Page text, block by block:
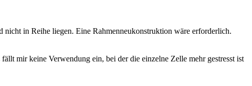
nicht in Reihe liegen. Eine Rahmenneukonstruktion wäre erforderlich.
mir keine Verwendung ein, bei der die einzelne Zelle mehr gestresst ist